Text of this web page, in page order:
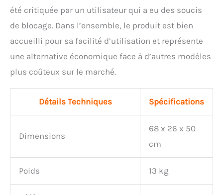
été critiquée par un utilisateur qui a eu des soucis
de blocage. Dans l’ensemble, le produit est bien
accueilli pour sa facilité d’utilisation et représente
une alternative économique face à d’autres modèles
plus coûteux sur le marché.
Détails Techniques Spécifications
Dimensions
68 x 26 x 50
cm
Poids 13 kg